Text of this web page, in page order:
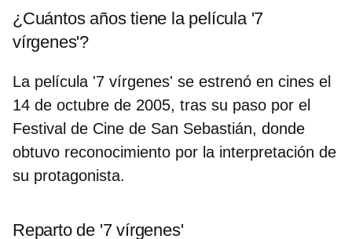
¿Cuántos años tiene la película '7
vírgenes'?
La película '7 vírgenes' se estrenó en cines el
14 de octubre de 2005, tras su paso por el
Festival de Cine de San Sebastián, donde
obtuvo reconocimiento por la interpretación de
su protagonista.
Reparto de '7 vírgenes'